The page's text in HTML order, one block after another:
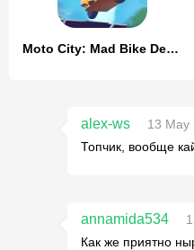
Moto City: Mad Bike Delivery
alex-ws
13 May
Топчик, вообще
annamida534
Как же приятно